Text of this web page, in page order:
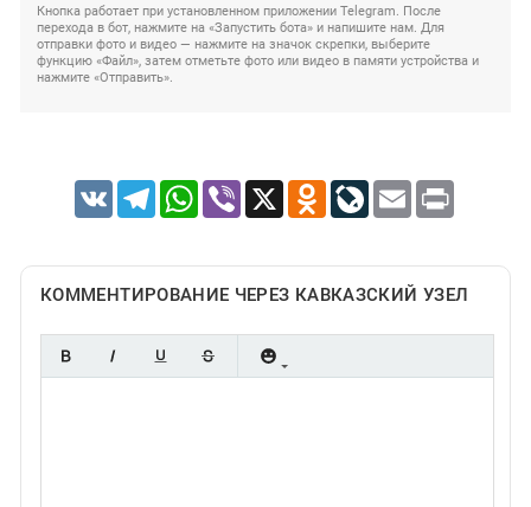
Кнопка работает при установленном приложении Telegram. После
перехода в бот, нажмите на «Запустить бота» и напишите нам. Для
отправки фото и видео — нажмите на значок скрепки, выберите
функцию «Файл», затем отметьте фото или видео в памяти устройства и
нажмите «Отправить».
VK TelegramWhatsApp
Viber X Odnoklassniki
LiveJournal
Email Print
КОММЕНТИРОВАНИЕ ЧЕРЕЗ КАВКАЗСКИЙ УЗЕЛ